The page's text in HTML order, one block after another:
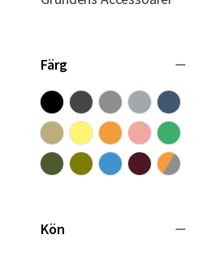
Färg
Kön